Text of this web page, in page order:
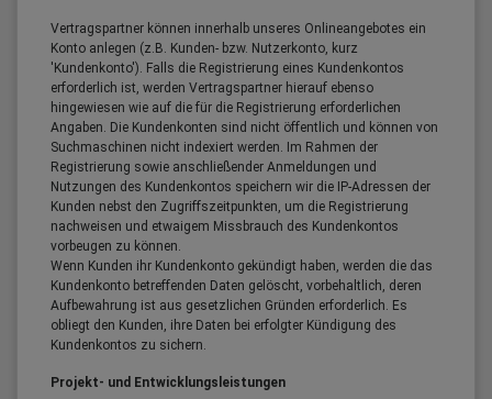
Vertragspartner können innerhalb unseres Onlineangebotes ein
Konto anlegen (z.B. Kunden- bzw. Nutzerkonto, kurz
'Kundenkonto'). Falls die Registrierung eines Kundenkontos
erforderlich ist, werden Vertragspartner hierauf ebenso
hingewiesen wie auf die für die Registrierung erforderlichen
Angaben. Die Kundenkonten sind nicht öffentlich und können von
Suchmaschinen nicht indexiert werden. Im Rahmen der
Registrierung sowie anschließender Anmeldungen und
Nutzungen des Kundenkontos speichern wir die IP-Adressen der
Kunden nebst den Zugriffszeitpunkten, um die Registrierung
nachweisen und etwaigem Missbrauch des Kundenkontos
vorbeugen zu können.
Wenn Kunden ihr Kundenkonto gekündigt haben, werden die das
Kundenkonto betreffenden Daten gelöscht, vorbehaltlich, deren
Aufbewahrung ist aus gesetzlichen Gründen erforderlich. Es
obliegt den Kunden, ihre Daten bei erfolgter Kündigung des
Kundenkontos zu sichern.
Projekt- und Entwicklungsleistungen